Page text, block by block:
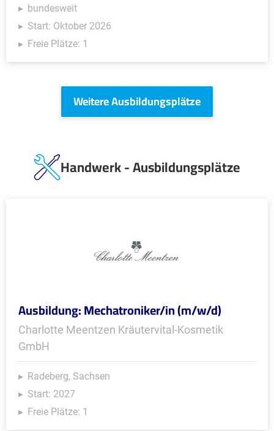
bundesweit
Start: Oktober 2026
Freie Plätze: 1
Weitere Ausbildungsplätze
Handwerk - Ausbildungsplätze
Ausbildung: Mechatroniker/in (m/w/d)
Charlotte Meentzen Kräutervital-Kosmetik
GmbH
Radeberg, Sachsen
Start: 2027
Freie Plätze: 1